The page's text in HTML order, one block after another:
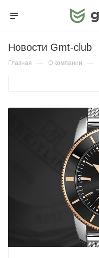
Новости Gmt-club
Главная — О компании —